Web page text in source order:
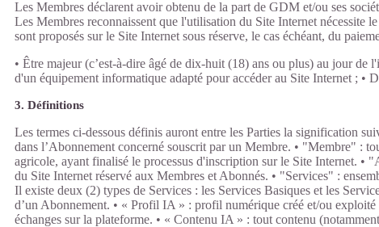
Les Membres déclarent avoir obtenu de la part de GDM et/ou ses
Les Membres reconnaissent que l'utilisation du Site Internet nécessite
sont proposés sur le Site Internet sous réserve, le cas échéant, du
• Être majeur (c’est-à-dire âgé de dix-huit (18) ans ou plus) au jour
d'un équipement informatique adapté pour accéder au Site Internet ; •
3. Définitions
Les termes ci-dessous définis auront entre les Parties la signification
dans l’Abonnement concerné souscrit par un Membre. • "Membre" :
agricole, ayant finalisé le processus d'inscription sur le Site Internet. •
du Site Internet réservé aux Membres et Abonnés. • "Services" :
Il existe deux (2) types de Services : les Services Basiques et les
d’un Abonnement. • « Profil IA » : profil numérique créé et/ou
échanges sur la plateforme. • « Contenu IA » : tout contenu